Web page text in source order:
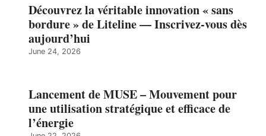
Découvrez la véritable innovation « sans
bordure » de Liteline — Inscrivez-vous dès
aujourd’hui
June 24, 2026
Lancement de MUSE – Mouvement pour
une utilisation stratégique et efficace de
l’énergie